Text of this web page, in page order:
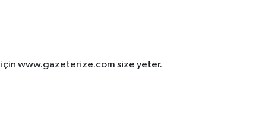
için www.gazeterize.com size yeter.